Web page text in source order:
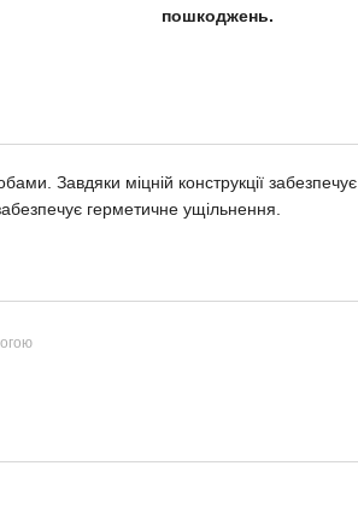
пошкоджень.
Завдяки міцній конструкції забезпечує
герметичне ущільнення.